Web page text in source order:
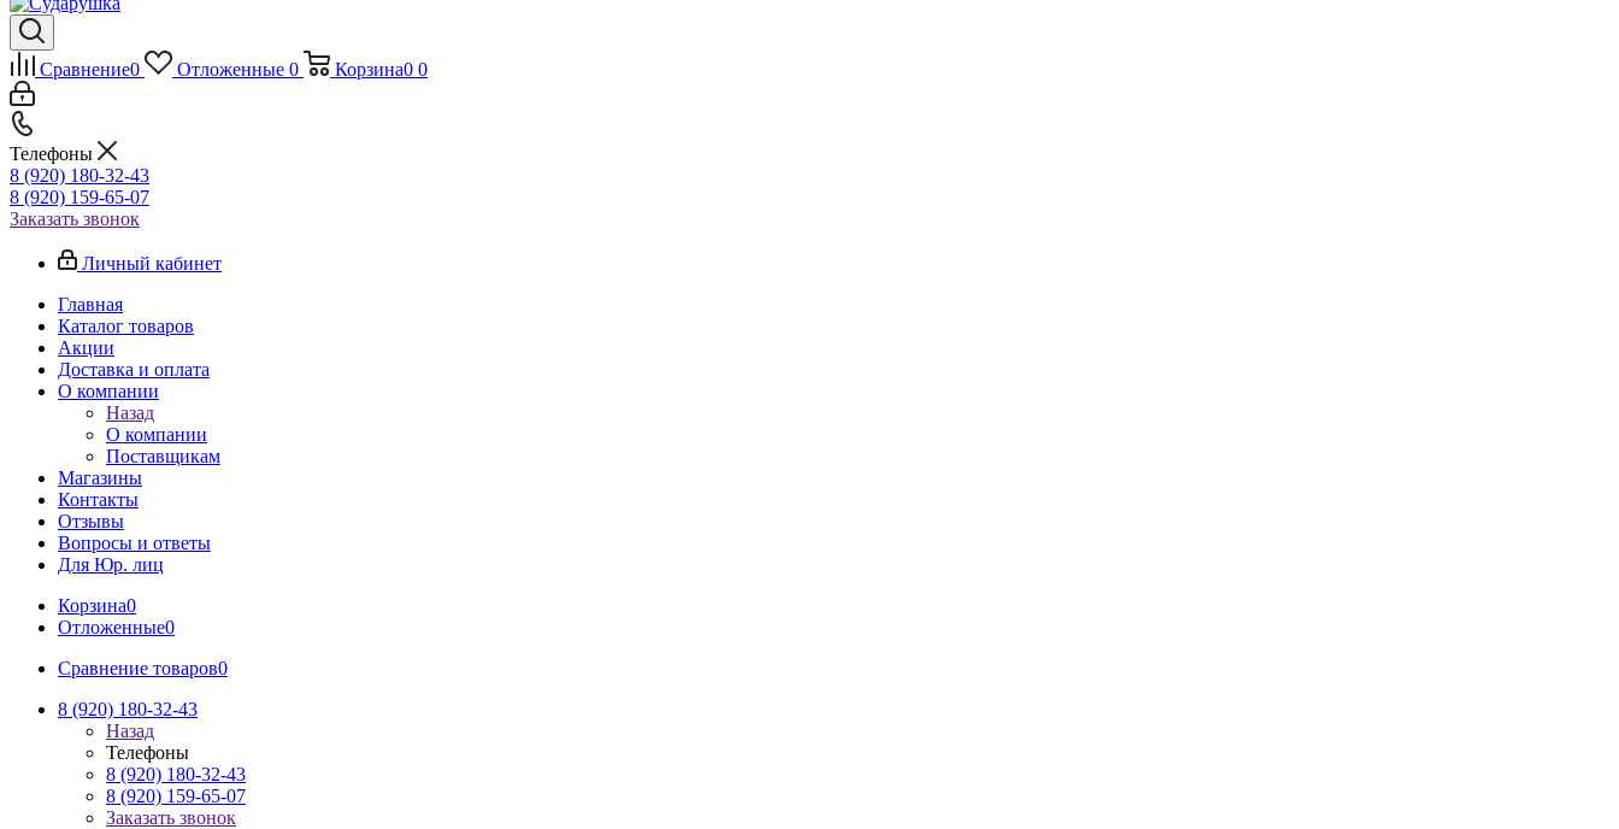
Сравнение0 Отложенные 0 Корзина0 0
Телефоны
8 (920) 180-32-43
8 (920) 159-65-07
Заказать звонок
Личный кабинет
Главная
Каталог товаров
Акции
Доставка и оплата
О компании
Назад
О компании
Поставщикам
Магазины
Контакты
Отзывы
Вопросы и ответы
Для Юр. лиц
Корзина0
Отложенные0
Сравнение товаров0
8 (920) 180-32-43
Назад
Телефоны
8 (920) 180-32-43
8 (920) 159-65-07
Заказать звонок